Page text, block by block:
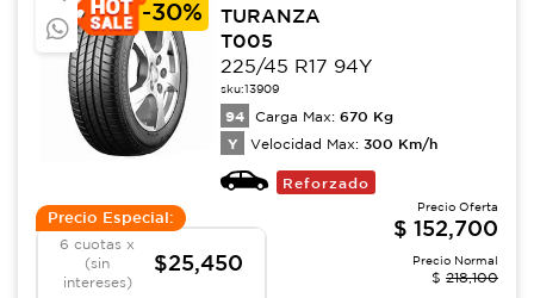
-30%
TURANZA
T005
225/45 R17 94Y
sku:13909
94 Carga Max: 670 Kg
Y Velocidad Max: 300 Km/h
Reforzado
Precio Especial:
6 cuotas x
(sin
intereses)
$25,450
Precio Oferta
$ 152,700
Precio Normal
$ 218,100